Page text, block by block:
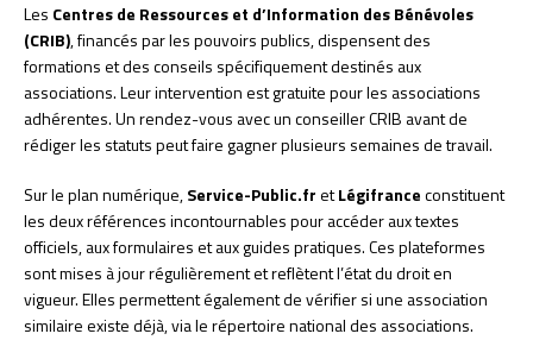
Les Centres de Ressources et d’Information des Bénévoles
(CRIB), financés par les pouvoirs publics, dispensent des
formations et des conseils spécifiquement destinés aux
associations. Leur intervention est gratuite pour les associations
adhérentes. Un rendez-vous avec un conseiller CRIB avant de
rédiger les statuts peut faire gagner plusieurs semaines de travail.
Sur le plan numérique,Service-Public.fretLégifranceconstituent
les deux références incontournables pour accéder aux textes
officiels, aux formulaires et aux guides pratiques. Ces plateformes
sont mises à jour régulièrement et reflètent l’état du droit en
vigueur. Elles permettent également de vérifier si une association
similaire existe déjà, via le répertoire national des associations.